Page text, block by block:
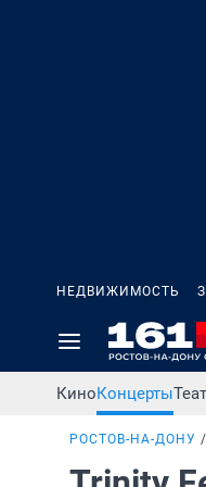
НЕДВИЖИМОСТЬ
КиноКонцерты
РОСТОВ-НА-ДОНУ